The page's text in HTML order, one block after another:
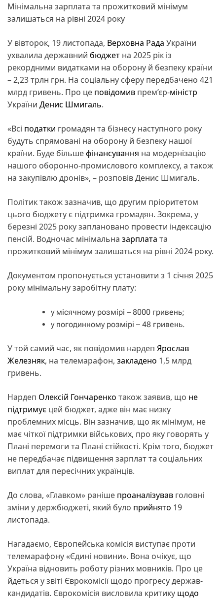
Мінімальна зарплата та прожитковий мінімум
залишаться на рівні 2024 року
У вівторок, 19 листопада, Верховна Рада України
ухвалила державний бюджет на 2025 рік із
рекордними видатками на оборону й безпеку країни
– 2,23 трлн грн. На соціальну сферу передбачено 421
млрд гривень. Про це повідомив прем’єр-міністр
України Денис Шмигаль.
«Всі податки громадян та бізнесу наступного року
будуть спрямовані на оборону й безпеку нашої
країни. Буде більшефінансування на модернізацію
нашого оборонно-промислового комплексу, а також
на закупівлю дронів», – розповів Денис Шмигаль.
Політик також зазначив, що другим пріоритетом
цього бюджету є підтримка громадян. Зокрема, у
березні 2025 року заплановано провести індексацію
пенсій. Водночас мінімальна зарплата та
прожитковий мінімум залишаться на рівні 2024 року.
Документом пропонується установити з 1 січня 2025
року мінімальну заробітну плату:
у місячному розмірі – 8000 гривень;
у погодинному розмірі – 48 гривень.
У той самий час, як повідомив нардеп Ярослав
Железняк, на телемарафон, закладено 1,5 млрд
гривень.
Нардеп Олексій Гончаренко також заявив, що не
підтримує цей бюджет, адже він має низку
проблемних місць. Він зазначив, що як мінімум, не
має чіткої підтримки військових, про яку говорять у
Плані перемоги та Плані стійкості. Крім того, бюджет
не передбачає підвищення зарплат та соціальних
виплат для пересічних українців.
До слова, «Главком» раніше проаналізував головні
зміни у держбюджеті, який було прийнято 19
листопада.
Нагадаємо, Європейська комісія виступає проти
телемарафону «Єдині новини». Вона очікує, що
Україна відновить роботу різних мовників. Про це
йдеться у звіті Єврокомісії щодо прогресу держав-
кандидатів. Єврокомісія висловила критику щодо